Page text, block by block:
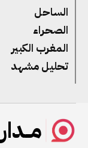
الساحل
الصحراء
المغرب الكبير
تحليل مشهد
مــدار